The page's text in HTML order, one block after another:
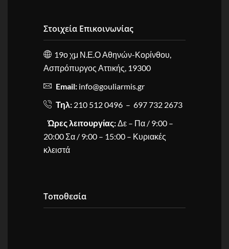
Στοιχεία Επικοινωνίας
19ο χμ Ν.Ε.Ο Αθηνών-Κορίνθου,
Ασπρόπυργος Αττικής, 19300
Email: info@gouliarmis.gr
Τηλ: 210 512 0496 – 697 732 2673
Ώρες λειτουργίας:Δε – Πα / 9:00 –
20:00 Σα / 9:00 – 15:00 – Κυριακές
κλειστά
Τοποθεσία